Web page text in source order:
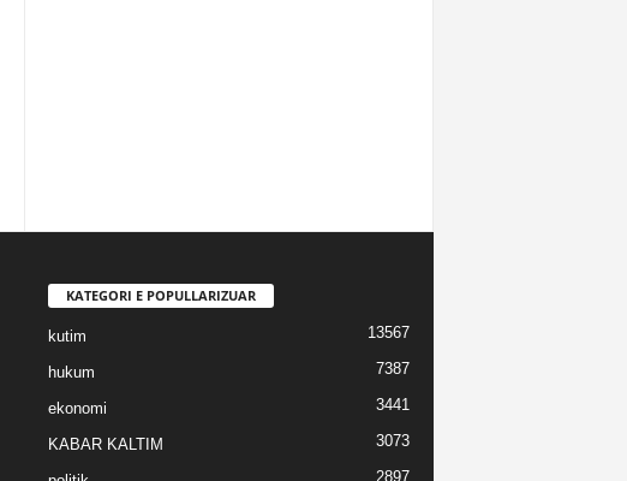
KATEGORI E POPULLARIZUAR
kutim 13567
hukum 7387
ekonomi 3441
KABAR KALTIM 3073
2897